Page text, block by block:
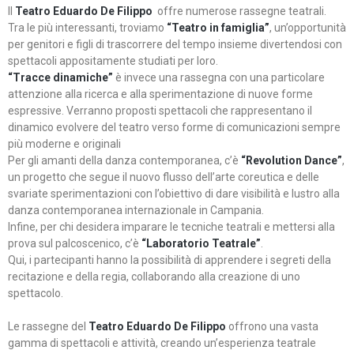
Teatro Eduardo De Filippo offre numerose rassegne teatrali.
Tra le più interessanti, troviamo “Teatro in famiglia”, un’opportunità
per genitori e figli di trascorrere del tempo insieme divertendosi con
spettacoli appositamente studiati per loro.
“Tracce dinamiche” è invece una rassegna con una particolare
attenzione alla ricerca e alla sperimentazione di nuove forme
espressive. Verranno proposti spettacoli che rappresentano il
dinamico evolvere del teatro verso forme di comunicazioni sempre
più moderne e originali
Per gli amanti della danza contemporanea, c’è “Revolution Dance”,
un progetto che segue il nuovo flusso dell’arte coreutica e delle
svariate sperimentazioni con l’obiettivo di dare visibilità e lustro alla
danza contemporanea internazionale in Campania.
Infine, per chi desidera imparare le tecniche teatrali e mettersi alla
prova sul palcoscenico, c’è “Laboratorio Teatrale”
Qui, i partecipanti hanno la possibilità di apprendere i segreti della
recitazione e della regia, collaborando alla creazione di uno
spettacolo.
Le rassegne del Teatro Eduardo De Filippo offrono una vasta
gamma di spettacoli e attività, creando un’esperienza teatrale